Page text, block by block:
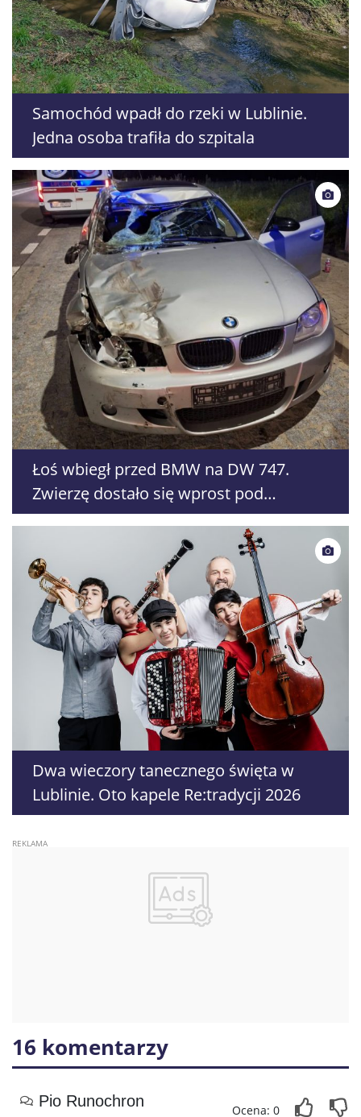
Samochód wpadł do rzeki w Lublinie.
Jedna osoba trafiła do szpitala
Łoś wbiegł przed BMW na DW 747.
Zwierzę dostało się wprost pod
Renaulta
Dwa wieczory tanecznego święta w
Lublinie. Oto kapele Re:tradycji 2026
16 komentarzy
Pio Runochron
Ocena: 0